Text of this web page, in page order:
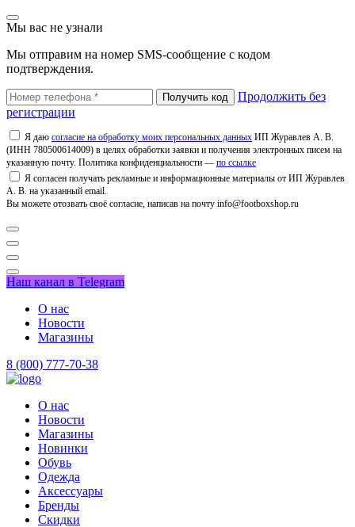
Мы вас не узнали
Мы отправим на номер SMS-сообщение с кодом
подтверждения.
Продолжить без
регистрации
Я даю согласие на обработку моих персональных данных ИП Журавлев А. В.
(ИНН 780500614009) в целях обработки заявки и получения электронных писем на
указанную почту. Политика конфиденциальности — по ссылке
Я согласен получать рекламные и информационные материалы от ИП Журавлев
А. В. на указанный email.
Вы можете отозвать своё согласие, написав на почту info@footboxshop.ru
Наш канал в Telegram
О нас
Новости
Магазины
8 (800) 777-70-38
О нас
Новости
Магазины
Новинки
Обувь
Одежда
Аксессуары
Бренды
Скидки